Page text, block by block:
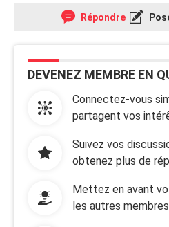
Répondre
DEVENEZ MEMBRE EN
Connectez-vous
partagent vos
Suivez vos
obtenez plus de
Mettez en avant
les autres membres